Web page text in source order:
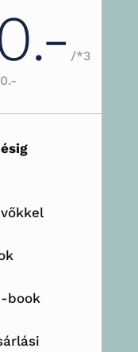
/*3
book